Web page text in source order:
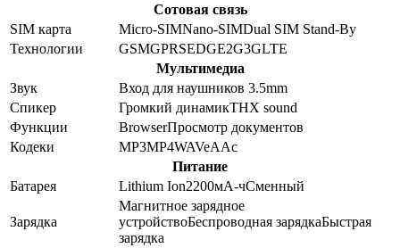
Сотовая связь
SIM карта
Micro-SIMNano-SIMDual SIM Stand-By
Технологии
GSMGPRSEDGE2G3GLTE
Мультимедиа
Звук
Вход для наушников 3.5mm
Спикер
Громкий динамикTHX sound
Функции
BrowserПросмотр документов
Кодеки
MP3MP4WAVeAAc
Питание
Батарея
Lithium Ion2200мА-чСменный
Зарядка
Магнитное зарядное
устройствоБеспроводная зарядкаБыстрая
зарядка